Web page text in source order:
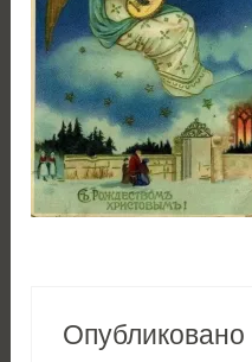
Опубликовано